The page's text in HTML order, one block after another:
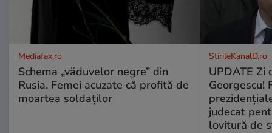
Mediafax.ro
Schema „văduvelor negre” din
Rusia. Femei acuzate că profită de
moartea soldaților
StirileKanalD.ro
UPDATE Zi
Georgescu!
judecat
lovitură de